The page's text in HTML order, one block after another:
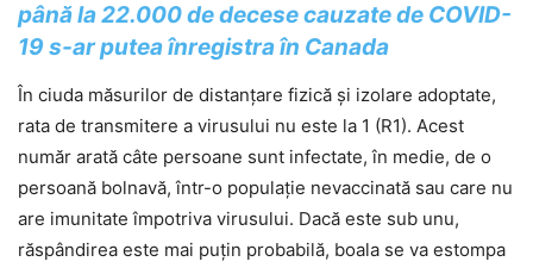
până la 22.000 de decese cauzate de COVID-
19 s-ar putea înregistra în Canada
În ciuda măsurilor de distanțare fizică și izolare adoptate,
rata de transmitere a virusului nu este la 1 (R1). Acest
număr arată câte persoane sunt infectate, în medie, de o
persoană bolnavă, într-o populație nevaccinată sau care nu
are imunitate împotriva virusului. Dacă este sub unu,
răspândirea este mai puțin probabilă, boala se va estompa